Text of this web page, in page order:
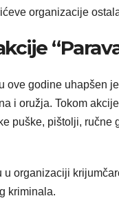
organizacije
godine uhapšen
i oružja. Tokom
puške, pištolji, ručne
organizaciji
kriminala.